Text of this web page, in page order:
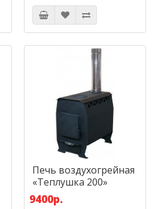
Печь воздухогрейная
«Теплушка 200»
9400р.